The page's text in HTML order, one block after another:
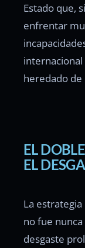
Estado que,
enfrentar
heredado
EL
EL
La estrategia
no fue
desgaste